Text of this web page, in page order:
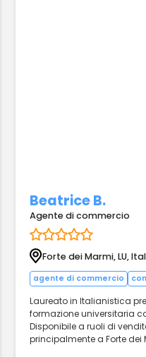
Beatrice B.
Agente di commercio
Forte dei Marmi, LU,
agente di commercio
Laureato in Italianistica
formazione universitaria
Disponibile a ruoli di
principalmente a Forte dei